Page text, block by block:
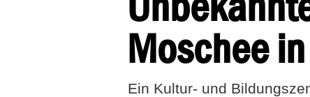
Moschee
Ein Kultur- und